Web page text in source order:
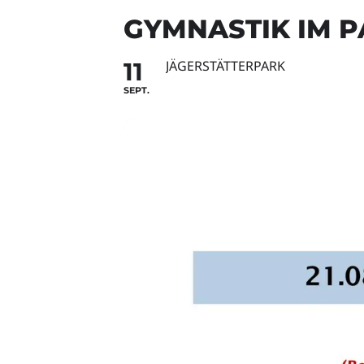
GYMNASTIK IM
11
SEPT.
JÄGERSTÄTTERPARK